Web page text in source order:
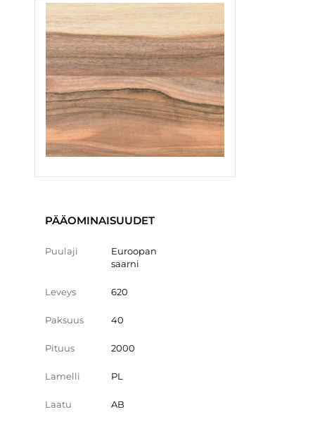
PÄÄOMINAISUUDET
Puulaji
Euroopan
saarni
Leveys 620
Paksuus 40
Pituus 2000
Lamelli PL
Laatu AB